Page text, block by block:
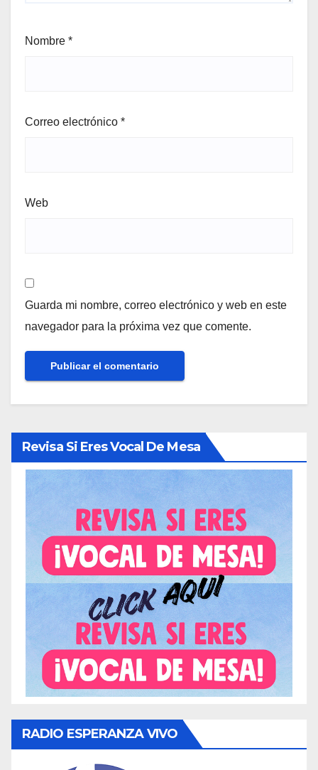
Nombre *
Correo electrónico *
Web
Guarda mi nombre, correo electrónico y web en este
navegador para la próxima vez que comente.
Revisa Si Eres Vocal De Mesa
RADIO ESPERANZA VIVO